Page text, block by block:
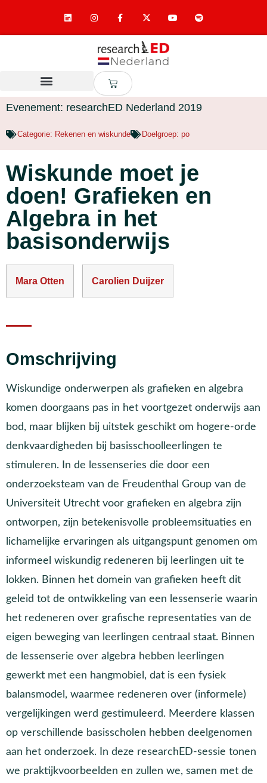
Evenement: researchED Nederland 2019
Categorie: Rekenen en wiskunde Doelgroep: po
Wiskunde moet je
doen! Grafieken en
Algebra in het
basisonderwijs
Mara Otten Carolien Duijzer
Omschrijving
Wiskundige onderwerpen als grafieken en algebra
komen doorgaans pas in het voortgezet onderwijs aan
bod, maar blijken bij uitstek geschikt om hogere-orde
denkvaardigheden bij basisschoolleerlingen te
stimuleren. In de lessenseries die door een
onderzoeksteam van de Freudenthal Group van de
Universiteit Utrecht voor grafieken en algebra zijn
ontworpen, zijn betekenisvolle probleemsituaties en
lichamelijke ervaringen als uitgangspunt genomen om
informeel wiskundig redeneren bij leerlingen uit te
lokken. Binnen het domein van grafieken heeft dit
geleid tot de ontwikkeling van een lessenserie waarin
het redeneren over grafische representaties van de
eigen beweging van leerlingen centraal staat. Binnen
de lessenserie over algebra hebben leerlingen
gewerkt met een hangmobiel, dat is een fysiek
balansmodel, waarmee redeneren over (informele)
vergelijkingen werd gestimuleerd. Meerdere klassen
op verschillende basisscholen hebben deelgenomen
aan het onderzoek. In deze researchED-sessie tonen
we praktijkvoorbeelden en zullen we, samen met de